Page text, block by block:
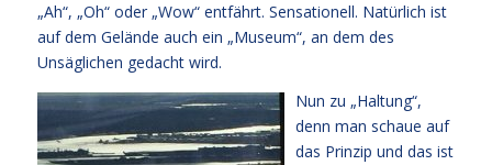
„Ah“, „Oh“ oder „Wow“ entfährt. Sensationell. Natürlich ist
auf dem Gelände auch ein „Museum“, an dem des
Unsäglichen gedacht wird.
Nun zu „Haltung“,
denn man schaue auf
das Prinzip und das ist